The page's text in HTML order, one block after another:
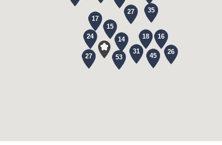
35
27
16
26
53
14
45
17
15
18
24
31
27